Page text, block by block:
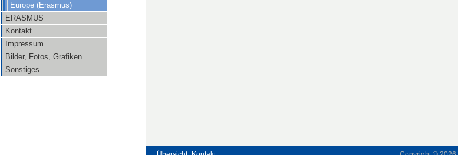
Europe (Erasmus)
ERASMUS
Kontakt
Impressum
Bilder, Fotos, Grafiken
Sonstiges